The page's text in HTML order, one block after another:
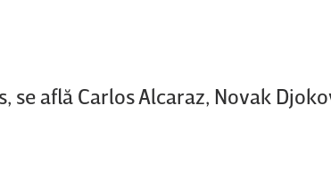
află Carlos Alcaraz, Novak